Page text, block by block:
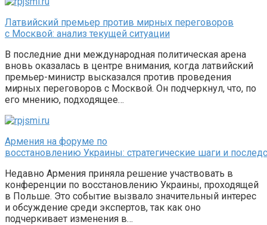
Латвийский премьер против мирных переговоров
с Москвой: анализ текущей ситуации
В последние дни международная политическая арена
вновь оказалась в центре внимания, когда латвийский
премьер-министр высказался против проведения
мирных переговоров с Москвой. Он подчеркнул, что, по
его мнению, подходящее…
Армения на форуме по
восстановлению Украины: стратегические шаги и
Недавно Армения приняла решение участвовать в
конференции по восстановлению Украины, проходящей
в Польше. Это событие вызвало значительный интерес
и обсуждение среди экспертов, так как оно
подчеркивает изменения в…